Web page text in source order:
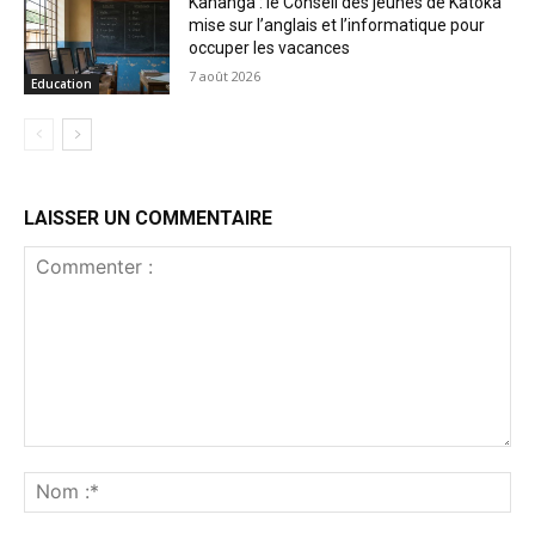
Education
mise sur l’anglais et l’informatique pour
occuper les vacances
7 août 2026
LAISSER UN COMMENTAIRE
:*